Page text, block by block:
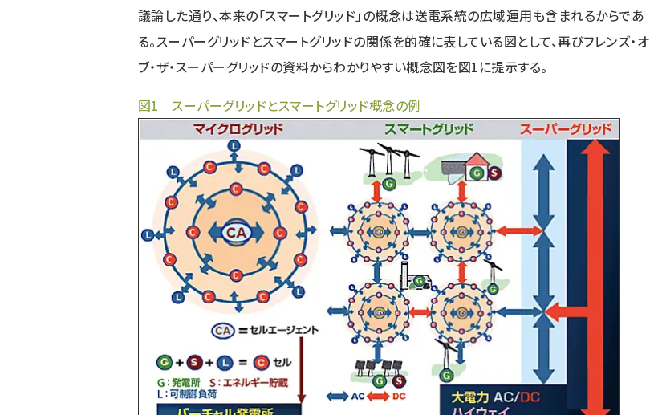
議論した通り、本来の「スマートグリッド」の概念は送電系統の広域運用も含まれるからであ
る。スーパーグリッドとスマートグリッドの関係を的確に表している図として、再びフレンズ・オ
ブ・ザ・スーパーグリッドの資料からわかりやすい概念図を図1に提示する。
図1 スーパーグリッドとスマートグリッド概念の例